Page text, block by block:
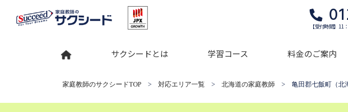
【受付時間】11
サクシードとは 学習コース 料金のご案内
家庭教師のサクシードTOP > 対応エリア一覧 > 北海道の家庭教師 > 亀田郡七飯町（北